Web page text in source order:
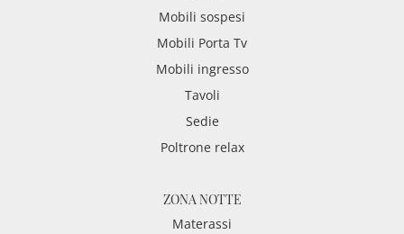
Mobili sospesi
Mobili Porta Tv
Mobili ingresso
Tavoli
Sedie
Poltrone relax
ZONA NOTTE
Materassi